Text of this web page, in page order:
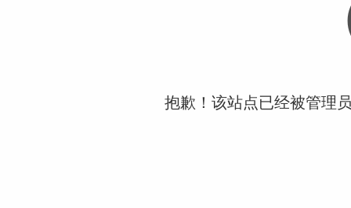
抱歉！该站点已经被管理